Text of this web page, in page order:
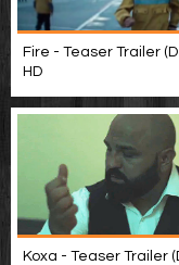
Fire - Teaser Trailer
HD
Koxa - Teaser Trailer